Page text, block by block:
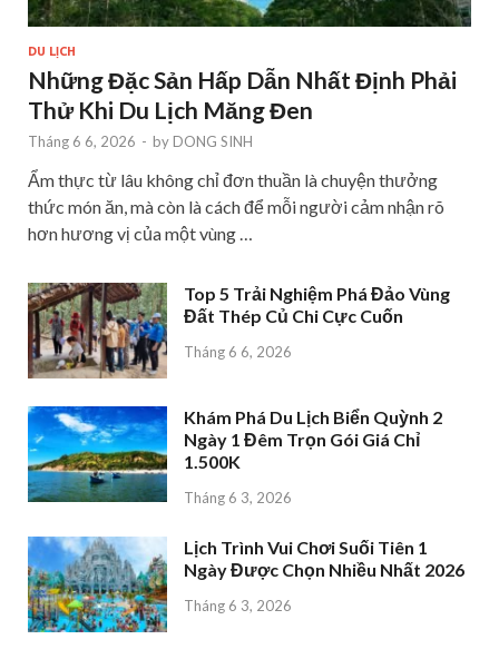
DU LỊCH
Những Đặc Sản Hấp Dẫn Nhất Định Phải
Thử Khi Du Lịch Măng Đen
Tháng 6 6, 2026 - by DONG SINH
Ẩm thực từ lâu không chỉ đơn thuần là chuyện thưởng
thức món ăn, mà còn là cách để mỗi người cảm nhận rõ
hơn hương vị của một vùng …
Top 5 Trải Nghiệm Phá Đảo Vùng
Đất Thép Củ Chi Cực Cuốn
Tháng 6 6, 2026
Khám Phá Du Lịch Biển Quỳnh 2
Ngày 1 Đêm Trọn Gói Giá Chỉ
1.500K
Tháng 6 3, 2026
Lịch Trình Vui Chơi Suối Tiên 1
Ngày Được Chọn Nhiều Nhất 2026
Tháng 6 3, 2026